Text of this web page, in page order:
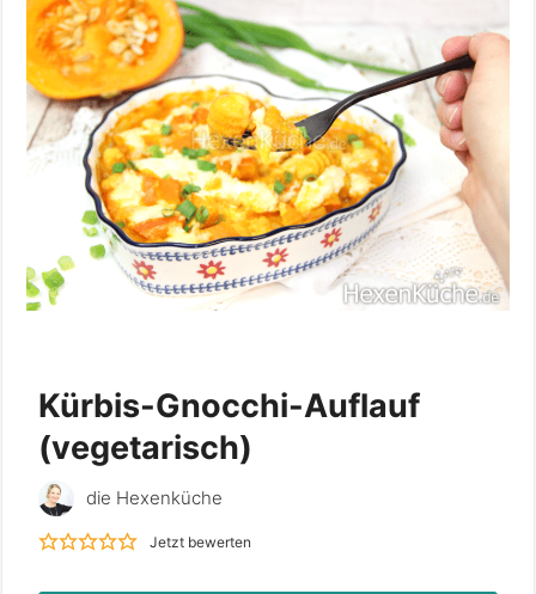
Kürbis-Gnocchi-Auflauf
(vegetarisch)
die Hexenküche
Jetzt bewerten